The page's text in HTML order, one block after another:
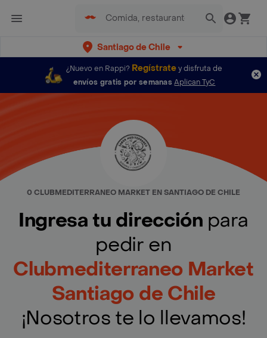
Santiago de Chile
¿Nuevo en Rappi? Regístratey disfruta de
envíos gratis por semanas Aplican TyC
0 CLUBMEDITERRANEO MARKET EN SANTIAGO DE CHILE
Ingresa tu dirección para
pedir en
Clubmediterraneo Market
Santiago de Chile
¡Nosotros te lo llevamos!